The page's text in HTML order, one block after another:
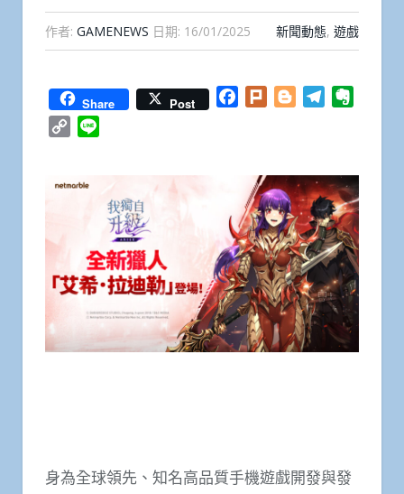
作者: GAMENEWS 日期: 16/01/2025 新聞動態, 遊戲
Share Post Facebook
Plurk BloggerTelegram
Copy
身為全球領先、知名高品質手機遊戲開發與發